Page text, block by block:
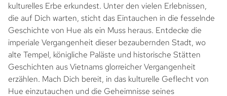
kulturelles Erbe erkundest. Unter den vielen Erlebnissen,
die auf Dich warten, sticht das Eintauchen in die fesselnde
Geschichte von Hue als ein Muss heraus. Entdecke die
imperiale Vergangenheit dieser bezaubernden Stadt, wo
alte Tempel, königliche Paläste und historische Stätten
Geschichten aus Vietnams glorreicher Vergangenheit
erzählen. Mach Dich bereit, in das kulturelle Geflecht von
Hue einzutauchen und die Geheimnisse seines